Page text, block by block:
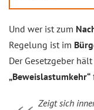
Und wer ist zum
Regelung ist im
Der Gesetzgeber
„Beweislastumkehr“
Zeigt sich